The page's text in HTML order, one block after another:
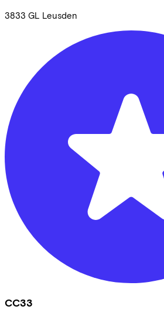
3833 GL Leusden
CC33